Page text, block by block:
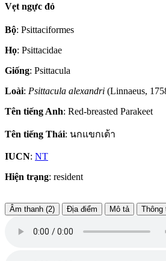
Vẹt ngực đỏ
Bộ: Psittaciformes
Họ: Psittacidae
Giống: Psittacula
Loài: Psittacula alexandri (Linnaeus,
Tên tiếng Anh: Red-breasted Parakeet
Tên tiếng Thái: นกแขกเต้า
IUCN: NT
Hiện trạng: resident
Âm thanh (2) Địa điểm Mô tả Thông